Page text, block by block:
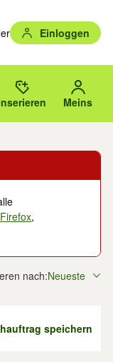
Einloggen
Eingabetaste
Vorschläge mit
oder PLZ. Meins
,
nach:Neueste
speichern